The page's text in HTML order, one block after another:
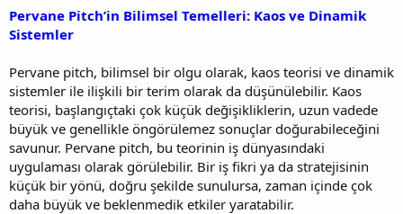
Pervane Pitch’in Bilimsel Temelleri: Kaos ve Dinamik
Sistemler
Pervane pitch, bilimsel bir olgu olarak, kaos teorisi ve dinamik
sistemler ile ilişkili bir terim olarak da düşünülebilir. Kaos
teorisi, başlangıçtaki çok küçük değişikliklerin, uzun vadede
büyük ve genellikle öngörülemez sonuçlar doğurabileceğini
savunur. Pervane pitch, bu teorinin iş dünyasındaki
uygulaması olarak görülebilir. Bir iş fikri ya da stratejisinin
küçük bir yönü, doğru şekilde sunulursa, zaman içinde çok
daha büyük ve beklenmedik etkiler yaratabilir.